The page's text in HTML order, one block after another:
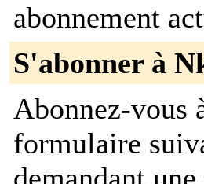
abonnement
S'abonner à
Abonnez-vous
formulaire